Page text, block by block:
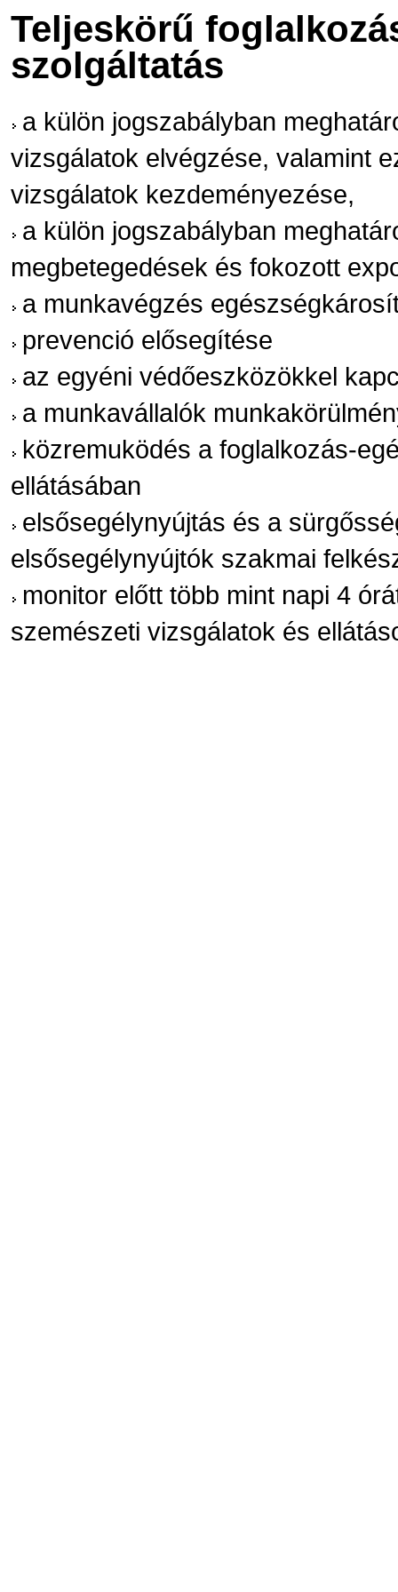
Teljeskörű
szolgáltatás
a külön jogszabályban
vizsgálatok elvégzése, valamint
vizsgálatok kezdeményezése,
a külön jogszabályban
megbetegedések és fokozott
a munkavégzés
prevenció elősegítése
az egyéni védőeszközökkel
a munkavállalók
közremuködés a foglalkozás-
ellátásában
elsősegélynyújtás és a
elsősegélynyújtók szakmai
monitor előtt több mint napi 4
szemészeti vizsgálatok és